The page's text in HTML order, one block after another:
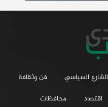
الشارع السياسي
فن وثقافة
اقتصاد
محافظات